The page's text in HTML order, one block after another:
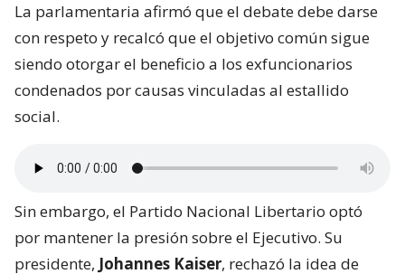
La parlamentaria afirmó que el debate debe darse
con respeto y recalcó que el objetivo común sigue
siendo otorgar el beneficio a los exfuncionarios
condenados por causas vinculadas al estallido
social.
Sin embargo, el Partido Nacional Libertario optó
por mantener la presión sobre el Ejecutivo. Su
presidente, Johannes Kaiser, rechazó la idea de